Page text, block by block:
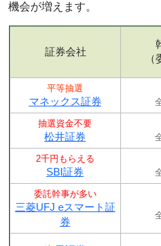
機会が増えます。
証券会社
（
平等抽選
マネックス証券
抽選資金不要
松井証券
2千円もらえる
SBI証券
委託幹事が多い
三菱UFJ eスマート証
券